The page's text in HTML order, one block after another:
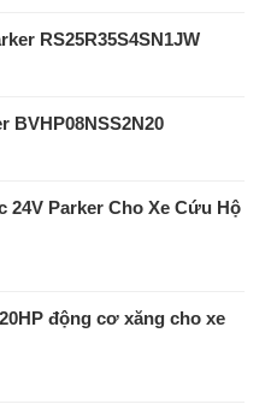
RS25R35S4SN1JW
BVHP08NSS2N20
24V Parker Cho Xe Cứu Hộ
động cơ xăng cho xe